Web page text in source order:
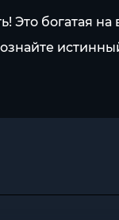
Это богатая